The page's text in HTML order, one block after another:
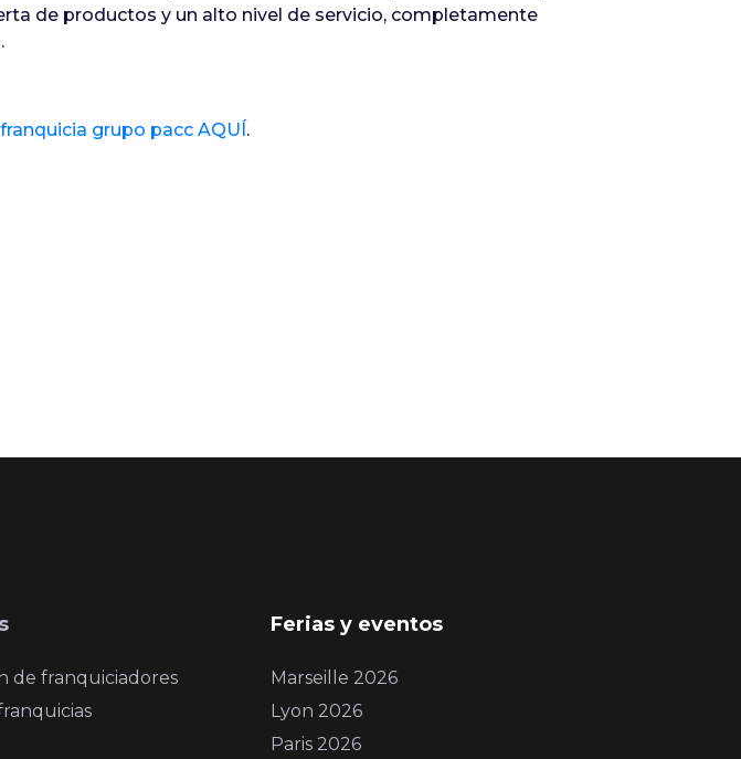
de productos y un alto nivel de servicio, completamente
franquicia grupo pacc AQUÍ.
de franquiciadores
Ferias y eventos
Marseille 2026
Lyon 2026
Paris 2026